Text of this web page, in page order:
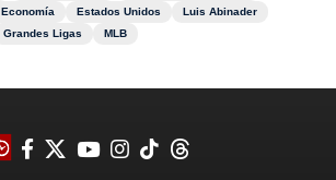
Economía Estados Unidos
Luis Abinader
Grandes Ligas MLB